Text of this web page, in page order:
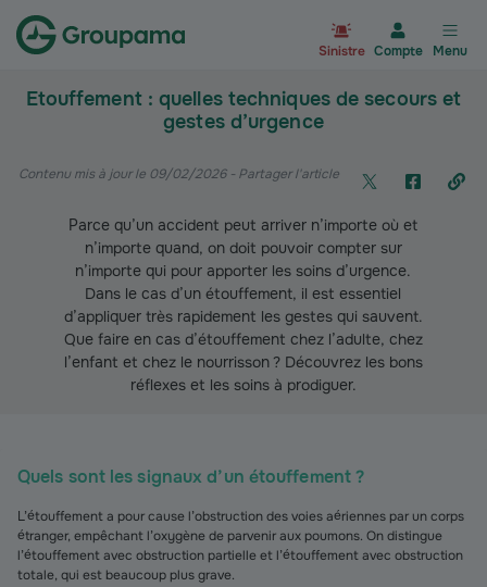
Sinistre Compte Menu
Etouffement : quelles techniques de secours et
gestes d’urgence
Contenu mis à jour le 09/02/2026- Partager l'article
Parce qu’un accident peut arriver n’importe où et
n’importe quand, on doit pouvoir compter sur
n’importe qui pour apporter les soins d’urgence.
Dans le cas d’un étouffement, il est essentiel
d’appliquer très rapidement les gestes qui sauvent.
Que faire en cas d’étouffement chez l’adulte, chez
l’enfant et chez le nourrisson ? Découvrez les bons
réflexes et les soins à prodiguer.
Quels sont les signaux d’un étouffement ?
L’étouffement a pour cause l’obstruction des voies aériennes par un corps
étranger, empêchant l’oxygène de parvenir aux poumons. On distingue
l’étouffement avec obstruction partielle et l’étouffement avec obstruction
totale, qui est beaucoup plus grave.